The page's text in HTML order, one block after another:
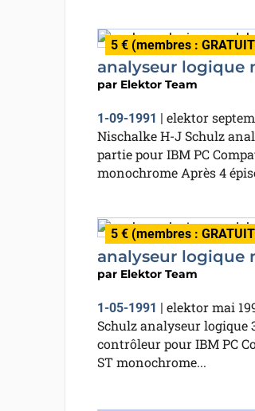
5 € (membres :
analyseur logique
par Elektor Team
1-09-1991
elektor
Nischalke H-J Schulz
partie pour IBM PC
monochrome Après 4
5 € (membres :
analyseur logique
par Elektor Team
1-05-1991 | elektor mai
Schulz analyseur logique
contrôleur pour IBM PC
ST monochrome...